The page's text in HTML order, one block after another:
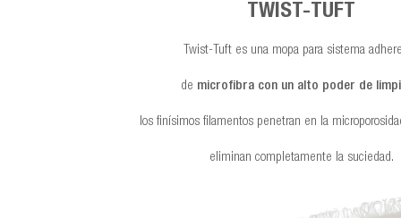
TWIST-TUFT
Twist-Tuft es una mopa para sistema
de microfibra con un alto poder de
los finísimos filamentos penetran en la
eliminan completamente la suciedad.